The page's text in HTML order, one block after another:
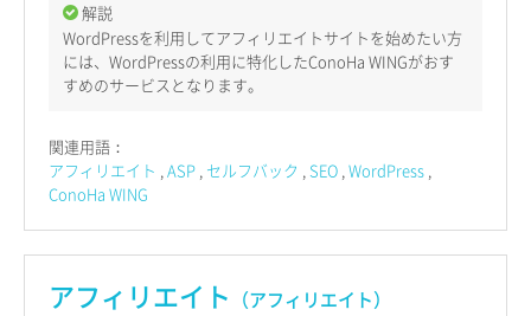
解説
WordPressを利用してアフィリエイトサイトを始めたい方
には、WordPressの利用に特化したConoHa WINGがおす
すめのサービスとなります。
関連用語：
アフィリエイト ASP セルフバック SEO WordPress
ConoHa WING
アフィリエイト （アフィリエイト）